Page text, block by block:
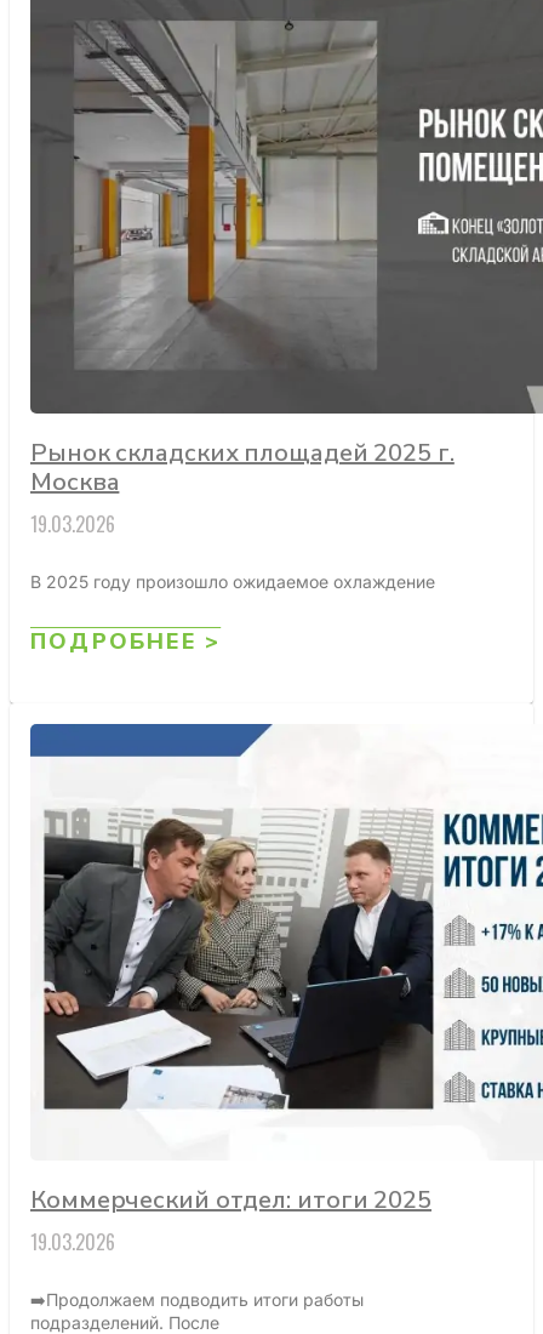
Рынок складских площадей 2025 г.
Москва
19.03.2026
В 2025 году произошло ожидаемое охлаждение
ПОДРОБНЕЕ >
Коммерческий отдел: итоги 2025
19.03.2026
➡️Продолжаем подводить итоги работы
подразделений. После